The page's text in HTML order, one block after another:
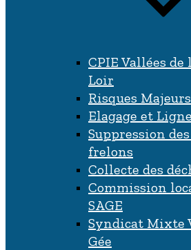
CPIE Vallées
Loir
Risques Majeurs
Elagage et
Suppression
frelons
Collecte des
Commission
SAGE
Syndicat Mixte
Gée